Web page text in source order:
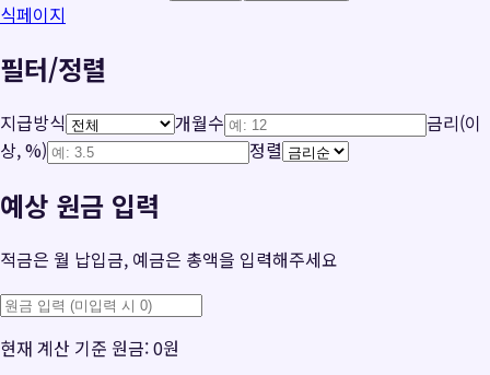
식페이지
필터/정렬
지급방식 개월수
금리(이
상, %)
정렬
예상 원금 입력
적금은 월 납입금, 예금은 총액을 입력해주세요
현재 계산 기준 원금:0원